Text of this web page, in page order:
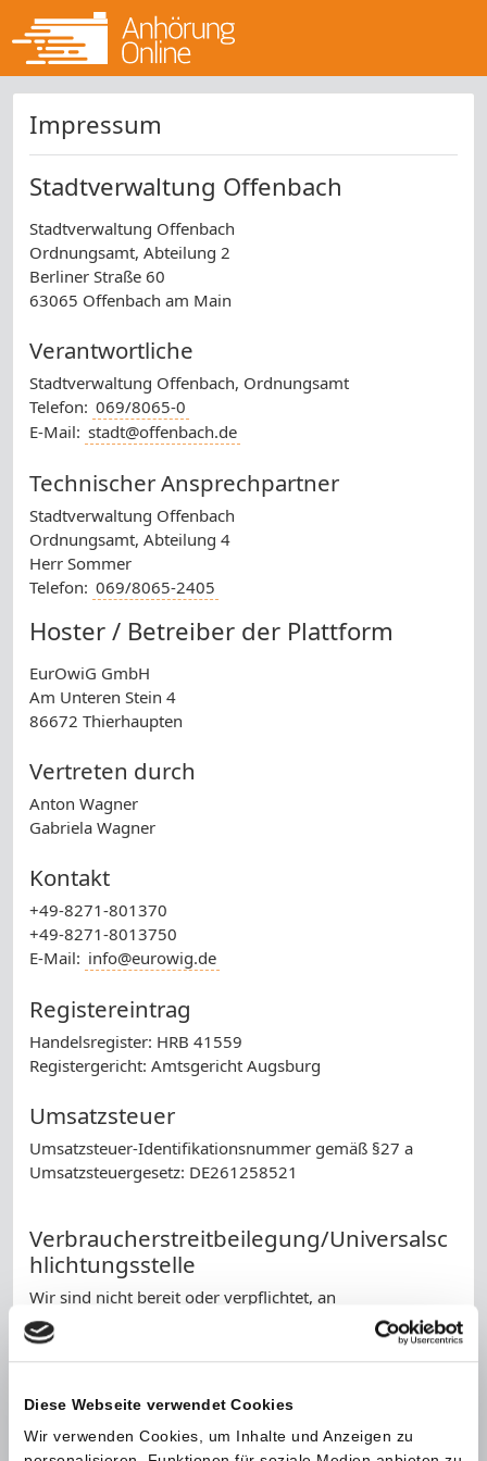
Diese Webseite verwendet Cookies
Wir verwenden Cookies, um Inhalte und Anzeigen zu
Impressum
Stadtverwaltung Offenbach
Stadtverwaltung Offenbach
Ordnungsamt, Abteilung 2
Berliner Straße 60
63065 Offenbach am Main
Verantwortliche
Stadtverwaltung Offenbach, Ordnungsamt
Telefon: 069/8065-0
E-Mail: stadt@offenbach.de
Technischer Ansprechpartner
Stadtverwaltung Offenbach
Ordnungsamt, Abteilung 4
Herr Sommer
Telefon: 069/8065-2405
Hoster / Betreiber der Plattform
EurOwiG GmbH
Am Unteren Stein 4
86672 Thierhaupten
Vertreten durch
Anton Wagner
Gabriela Wagner
Kontakt
+49-8271-801370
+49-8271-8013750
E-Mail: info@eurowig.de
Registereintrag
Handelsregister: HRB 41559
Registergericht: Amtsgericht Augsburg
Umsatzsteuer
Umsatzsteuer-Identifikationsnummer gemäß §27 a
Umsatzsteuergesetz: DE261258521
Verbraucherstreitbeilegung/Universalsc
hlichtungsstelle
Wir sind nicht bereit oder verpflichtet, an
Streitbeilegungsverfahren vor einer
Verbraucherschlichtungsstelle teilzunehmen.
Als Diensteanbieter sind wir gemäß § 7 Abs.1 TMG für
eigene Inhalte auf diesen Seiten nach den allgemeinen